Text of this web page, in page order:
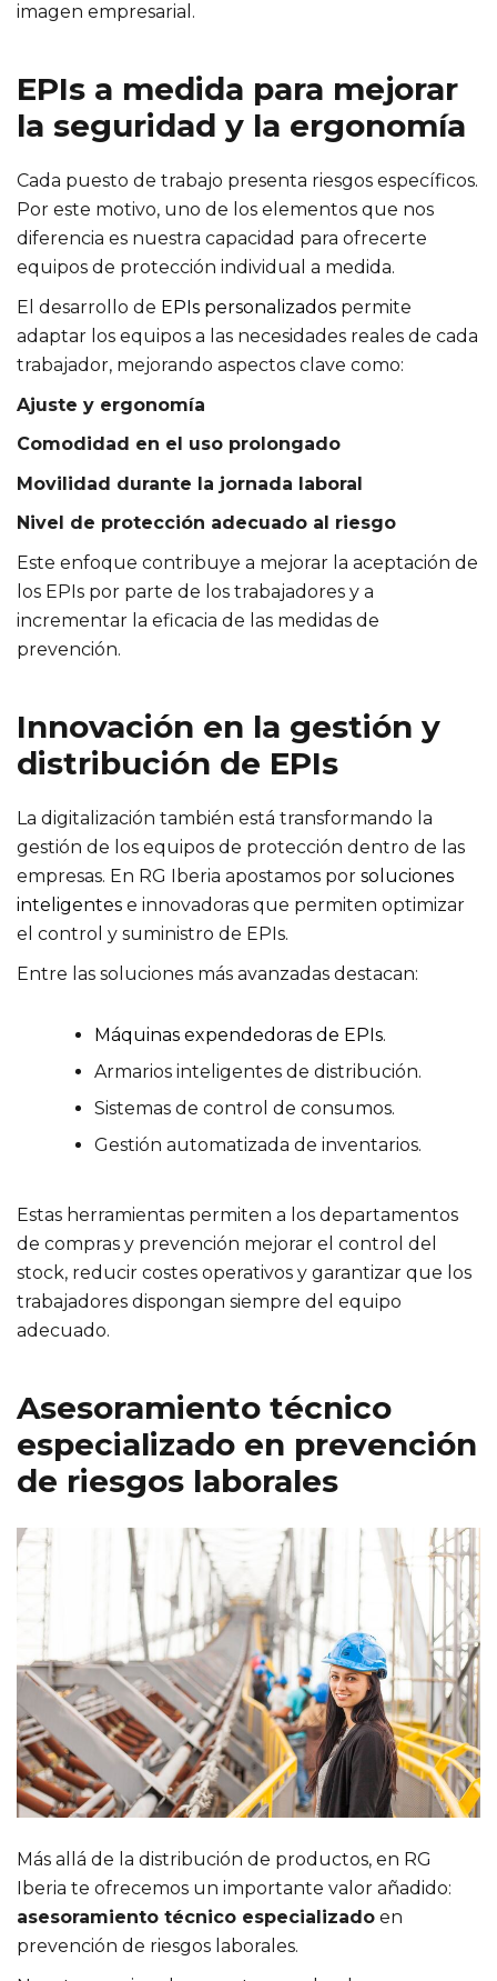
imagen empresarial.
EPIs a medida para mejorar
la seguridad y la ergonomía
Cada puesto de trabajo presenta riesgos específicos.
Por este motivo, uno de los elementos que nos
diferencia es nuestra capacidad para ofrecerte
equipos de protección individual a medida.
El desarrollo de EPIs personalizados permite
adaptar los equipos a las necesidades reales de cada
trabajador, mejorando aspectos clave como:
Ajuste y ergonomía
Comodidad en el uso prolongado
Movilidad durante la jornada laboral
Nivel de protección adecuado al riesgo
Este enfoque contribuye a mejorar la aceptación de
los EPIs por parte de los trabajadores y a
incrementar la eficacia de las medidas de
prevención.
Innovación en la gestión y
distribución de EPIs
La digitalización también está transformando la
gestión de los equipos de protección dentro de las
empresas. En RG Iberia apostamos por soluciones
inteligentes e innovadoras que permiten optimizar
el control y suministro de EPIs.
Entre las soluciones más avanzadas destacan:
Máquinas expendedoras de EPIs.
Armarios inteligentes de distribución.
Sistemas de control de consumos.
Gestión automatizada de inventarios.
Estas herramientas permiten a los departamentos
de compras y prevención mejorar el control del
stock, reducir costes operativos y garantizar que los
trabajadores dispongan siempre del equipo
adecuado.
Asesoramiento técnico
especializado en prevención
de riesgos laborales
Más allá de la distribución de productos, en RG
Iberia te ofrecemos un importante valor añadido:
asesoramiento técnico especializado en
prevención de riesgos laborales.